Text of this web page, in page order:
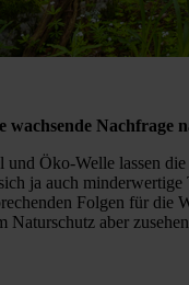
wachsende
Öko-Welle lassen
ja auch
Folgen für
aber